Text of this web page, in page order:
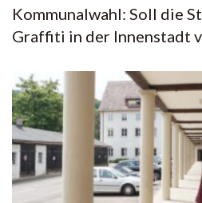
Kommunalwahl: Soll die
Graffiti in der Innenstadt